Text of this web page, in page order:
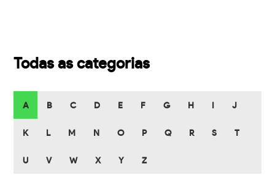
Todas as categorias
A B C D E F G H J
K L M N O P Q R S T
U V W X Y Z